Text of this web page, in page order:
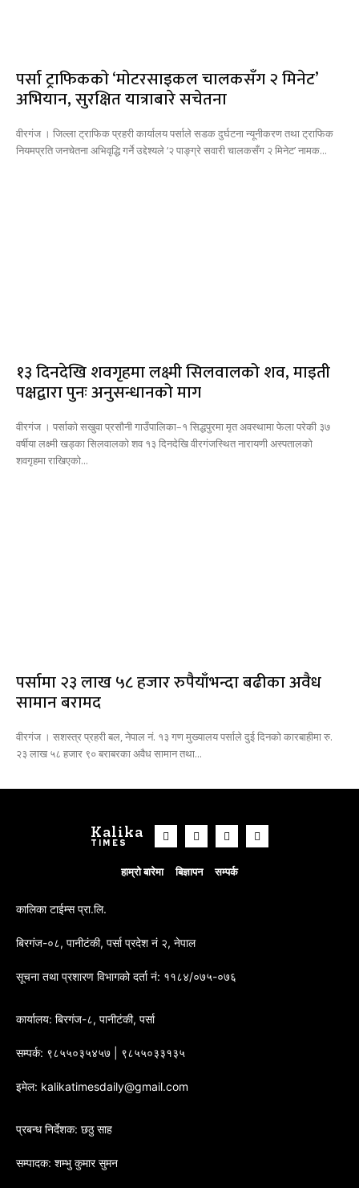
पर्सा ट्राफिककाे ‘माेटरसाइकल चालकसँग २ मिनेट’
अभियान, सुरक्षित यात्राबारे सचेतना
वीरगंज । जिल्ला ट्राफिक प्रहरी कार्यालय पर्साले सडक दुर्घटना न्यूनीकरण तथा ट्राफिक
नियमप्रति जनचेतना अभिवृद्धि गर्ने उद्देश्यले ‘२ पाङ्ग्रे सवारी चालकसँग २ मिनेट’ नामक...
१३ दिनदेखि शवगृहमा लक्ष्मी सिलवालको शव, माइती
पक्षद्वारा पुनः अनुसन्धानको माग
वीरगंज । पर्साको सखुवा प्रसौनी गाउँपालिका–१ सिद्धपुरमा मृत अवस्थामा फेला परेकी ३७
वर्षीया लक्ष्मी खड्का सिलवालको शव १३ दिनदेखि वीरगंजस्थित नारायणी अस्पतालको
शवगृहमा राखिएको...
पर्सामा २३ लाख ५८ हजार रुपैयाँभन्दा बढीका अवैध
सामान बरामद
वीरगंज । सशस्त्र प्रहरी बल, नेपाल नं. १३ गण मुख्यालय पर्साले दुई दिनको कारबाहीमा रु.
२३ लाख ५८ हजार ९० बराबरका अवैध सामान तथा...
Kalika
TIMES
हाम्रो बारेमा बिज्ञापन सम्पर्क
कालिका टाईम्स प्रा.लि.
बिरगंज-०८, पानीटंकी, पर्सा प्रदेश नं २, नेपाल
सूचना तथा प्रशारण विभागको दर्ता नं: ११८४/०७५-०७६
कार्यालय: बिरगंज-८, पानीटंकी, पर्सा
सम्पर्क: ९८५५०३५४५७ | ९८५५०३३१३५
इमेल: kalikatimesdaily@gmail.com
प्रबन्ध निर्देशक: छठु साह
सम्पादक: शम्भु कुमार सुमन